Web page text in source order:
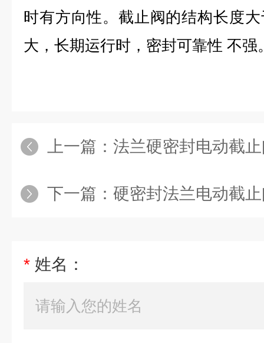
时有方向性。截止阀的结构长度
大，长期运行时，密封可靠性 不强
上一篇： 法兰硬密封电动截
下一篇： 硬密封法兰电动截
* 姓名：